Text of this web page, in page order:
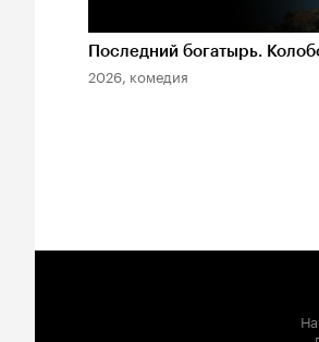
Последний богатырь.
2026, комедия